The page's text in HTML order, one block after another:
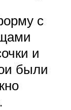
с
и
были